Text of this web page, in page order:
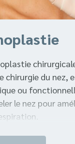
chirurgie du nez,
ou
le nez pour